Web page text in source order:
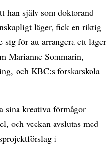
han själv som doktorand
läger, fick en riktig
sig för att arrangera ett läger
Marianne Sommarin,
och KBC:s forskarskola
sina kreativa förmågor
och veckan avslutas med
i